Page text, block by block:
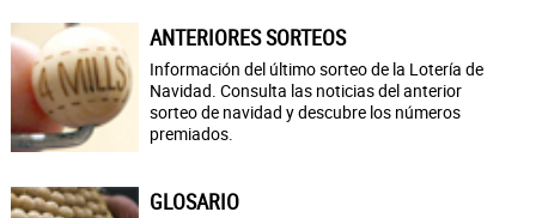
ANTERIORES SORTEOS
Información del último sorteo de la Lotería de
Navidad. Consulta las noticias del anterior
sorteo de navidad y descubre los números
premiados.
GLOSARIO